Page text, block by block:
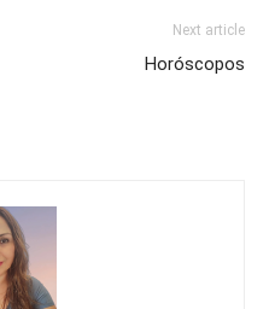
Next article
Horóscopos